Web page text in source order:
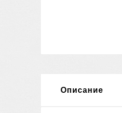
Описание